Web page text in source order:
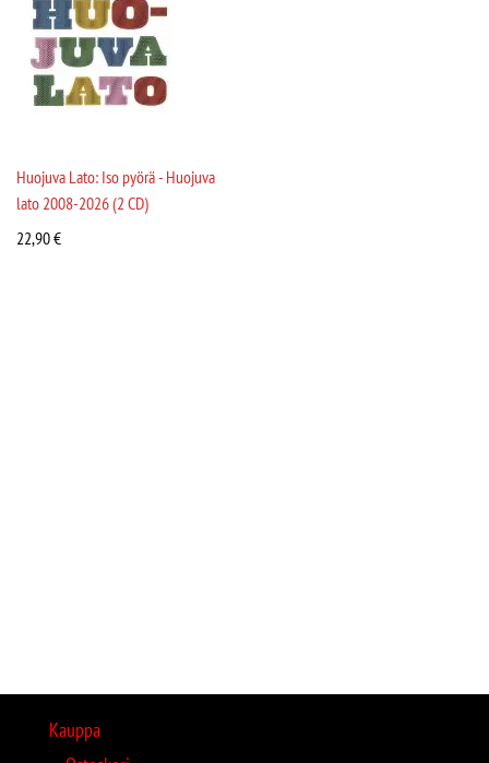
Huojuva Lato: Iso pyörä - Huojuva
lato 2008-2026 (2 CD)
22,90€
Kauppa